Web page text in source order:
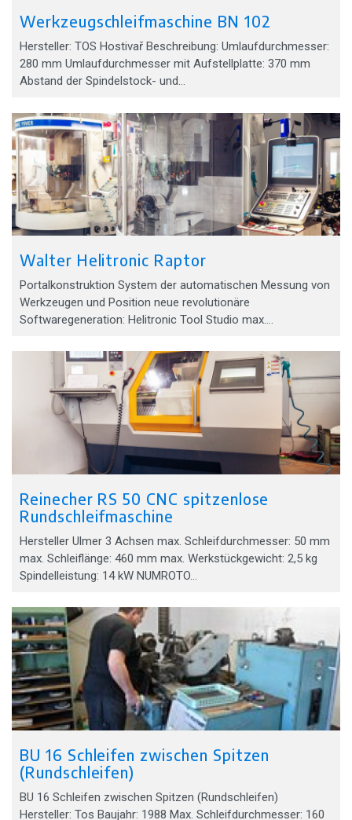
Werkzeugschleifmaschine BN 102
Hersteller: TOS Hostivař Beschreibung: Umlaufdurchmesser:
280 mm Umlaufdurchmesser mit Aufstellplatte: 370 mm
Abstand der Spindelstock- und…
Walter Helitronic Raptor
Portalkonstruktion System der automatischen Messung von
Werkzeugen und Position neue revolutionäre
Softwaregeneration: Helitronic Tool Studio max.…
Reinecher RS 50 CNC spitzenlose
Rundschleifmaschine
Hersteller Ulmer 3 Achsen max. Schleifdurchmesser: 50 mm
max. Schleiflänge: 460 mm max. Werkstückgewicht: 2,5 kg
Spindelleistung: 14 kW NUMROTO…
BU 16 Schleifen zwischen Spitzen
(Rundschleifen)
BU 16 Schleifen zwischen Spitzen (Rundschleifen)
Hersteller: Tos Baujahr: 1988 Max. Schleifdurchmesser: 160